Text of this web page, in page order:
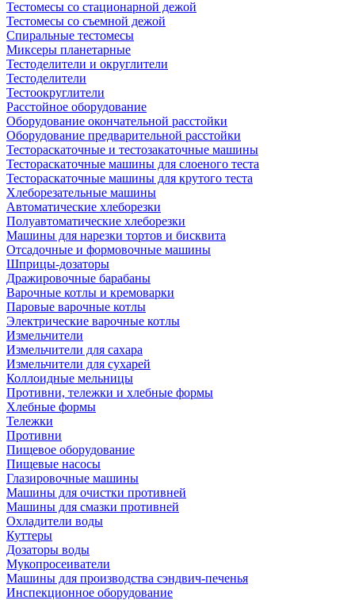
Тестомесы со стационарной дежой
Тестомесы со съемной дежой
Спиральные тестомесы
Миксеры планетарные
Тестоделители и округлители
Тестоделители
Тестоокруглители
Расстойное оборудование
Оборудование окончательной расстойки
Оборудование предварительной расстойки
Тестораскаточные и тестозакаточные машины
Тестораскаточные машины для слоеного теста
Тестораскаточные машины для крутого теста
Хлеборезательные машины
Автоматические хлеборезки
Полуавтоматические хлеборезки
Машины для нарезки тортов и бисквита
Отсадочные и формовочные машины
Шприцы-дозаторы
Дражировочные барабаны
Варочные котлы и кремоварки
Паровые варочные котлы
Электрические варочные котлы
Измельчители
Измельчители для сахара
Измельчители для сухарей
Коллоидные мельницы
Противни, тележки и хлебные формы
Хлебные формы
Тележки
Противни
Пищевое оборудование
Пищевые насосы
Глазировочные машины
Машины для очистки противней
Машины для смазки противней
Охладители воды
Куттеры
Дозаторы воды
Мукопросеиватели
Машины для производства сэндвич-печенья
Инспекционное оборудование